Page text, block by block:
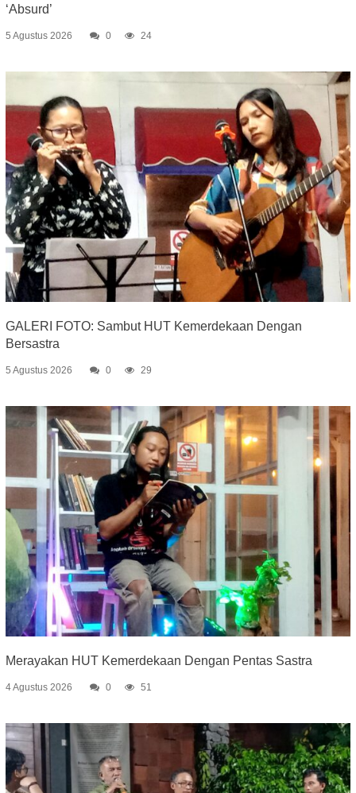
‘Absurd’
5 Agustus 2026 0 24
GALERI FOTO: Sambut HUT Kemerdekaan Dengan
Bersastra
5 Agustus 2026 0 29
Merayakan HUT Kemerdekaan Dengan Pentas Sastra
4 Agustus 2026 0 51